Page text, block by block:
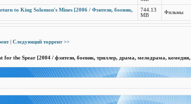
to King Solomon's Mines [2006 / Фэнтези, боевик,
744.13
MB
Фильмы
Следующий торрент >>
the Spear [2004 / фэнтези, боевик, триллер, драма, мелодрама, комедия,